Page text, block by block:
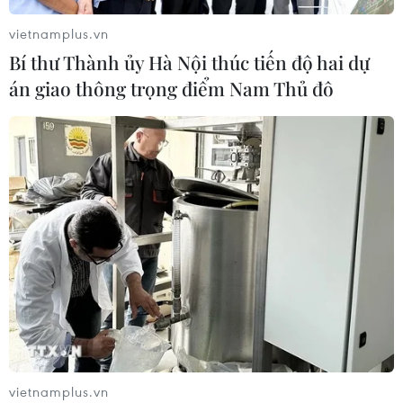
Xem thêm
CƠ QUAN CHỦ QUẢN: THÔNG TẤN XÃ VIỆT NAM
Tổng Biên tập: TRẦN TIẾN DUẨN
Phó Tổng Biên tập: NGUYỄN THỊ TÁM, KHÚC THANH
THỦY
Sở hữu trí tuệ
Quy định sử dụng
RSS
Hỗ trợ
vietnamplus.vn
Bí thư Thành ủy Hà Nội thúc tiến độ hai dự
án giao thông trọng điểm Nam Thủ đô
vietnamplus.vn